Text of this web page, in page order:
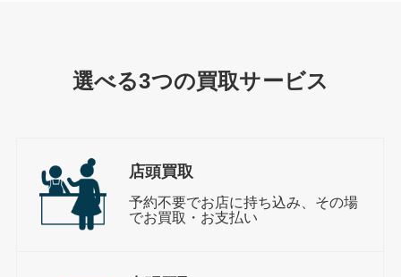
選べる3つの買取サービス
店頭買取
予約不要でお店に持ち込み、その場
でお買取・お支払い